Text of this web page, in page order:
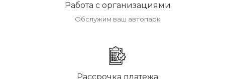
Работа с организациями
Обслужим ваш автопарк
Рассрочка платежа